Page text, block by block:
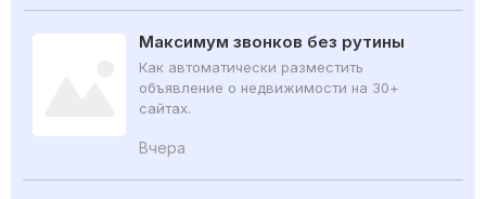
Максимум звонков без рутины
Как автоматически разместить
объявление о недвижимости на 30+
сайтах.
Вчера